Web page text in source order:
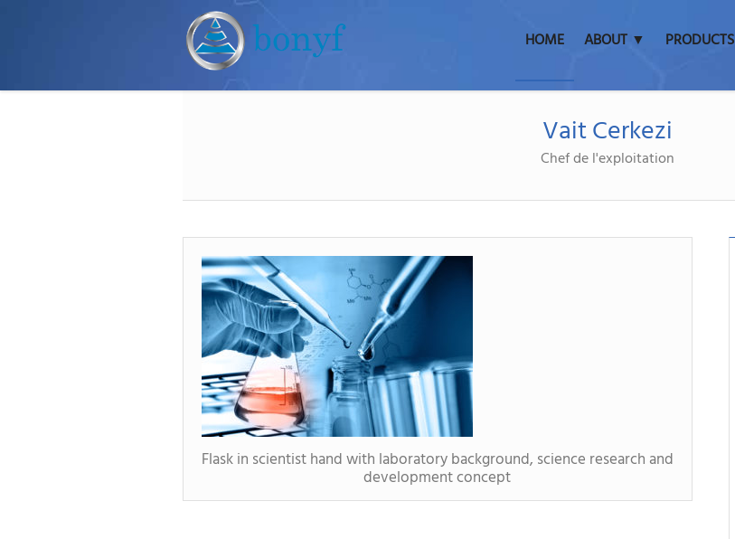
HOME ABOUT ▼ PRODUCTS
Vait Cerkezi
Chef de l'exploitation
Flask in scientist hand with laboratory background, science research and
development concept